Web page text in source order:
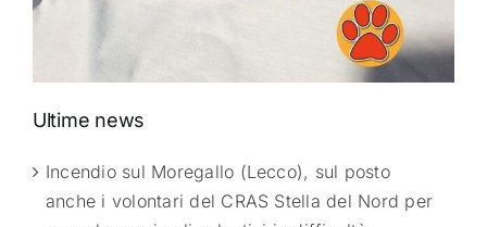
Ultime news
Incendio sul Moregallo (Lecco), sul posto
anche i volontari del CRAS Stella del Nord per